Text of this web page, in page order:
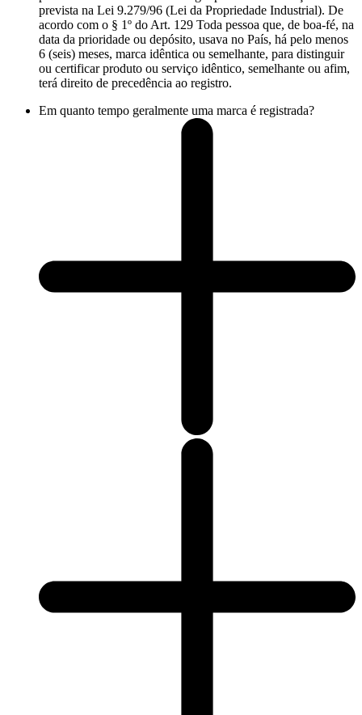
prevista na Lei 9.279/96 (Lei da Propriedade Industrial). De
acordo com o § 1º do Art. 129 Toda pessoa que, de boa-fé, na
data da prioridade ou depósito, usava no País, há pelo menos
6 (seis) meses, marca idêntica ou semelhante, para distinguir
ou certificar produto ou serviço idêntico, semelhante ou afim,
terá direito de precedência ao registro.
Em quanto tempo geralmente uma marca é registrada?